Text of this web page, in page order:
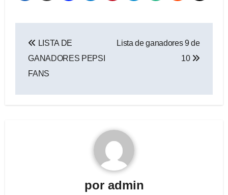
de
entradas
LISTA DE
GANADORES PEPSI
FANS
Lista de ganadores 9 de
10
por admin